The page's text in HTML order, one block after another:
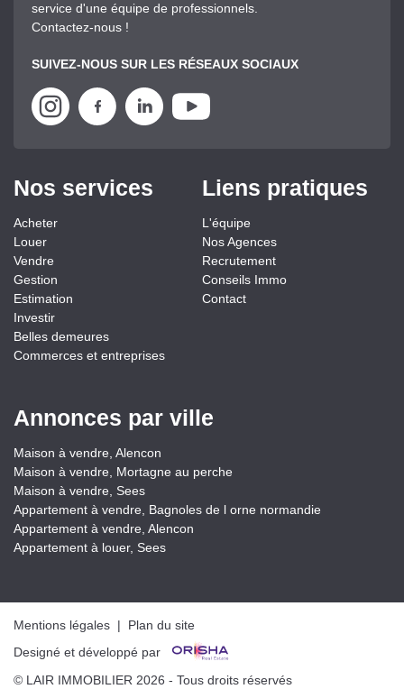
service d'une équipe de professionnels.
Contactez-nous !
SUIVEZ-NOUS SUR LES RÉSEAUX SOCIAUX
Nos services
Acheter
Louer
Vendre
Gestion
Estimation
Investir
Belles demeures
Commerces et entreprises
Liens pratiques
L'équipe
Nos Agences
Recrutement
Conseils Immo
Contact
Annonces par ville
Maison à vendre, Alencon
Maison à vendre, Mortagne au perche
Maison à vendre, Sees
Appartement à vendre, Bagnoles de l orne normandie
Appartement à vendre, Alencon
Appartement à louer, Sees
Mentions légales | Plan du site
Designé et développé par
© LAIR IMMOBILIER 2026 - Tous droits réservés